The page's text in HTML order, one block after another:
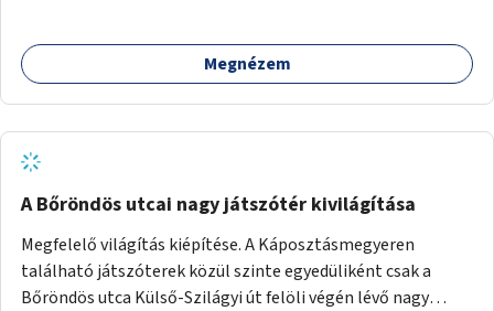
Megnézem
A Bőröndös utcai nagy játszótér kivilágítása
Megfelelő világítás kiépítése. A Káposztásmegyeren
található játszóterek közül szinte egyedüliként csak a
Bőröndös utca Külső-Szilágyi út felöli végén lévő nagy